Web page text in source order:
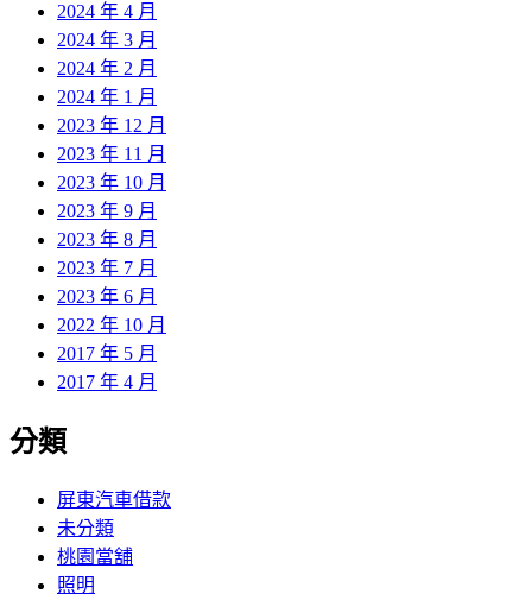
2024 年 4 月
2024 年 3 月
2024 年 2 月
2024 年 1 月
2023 年 12 月
2023 年 11 月
2023 年 10 月
2023 年 9 月
2023 年 8 月
2023 年 7 月
2023 年 6 月
2022 年 10 月
2017 年 5 月
2017 年 4 月
分類
屏東汽車借款
未分類
桃園當舖
照明